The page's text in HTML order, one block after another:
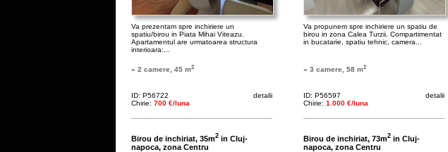
Va prezentam spre inchiriere un
spatiu/birou in Piata Mihai Viteazu.
Apartamentul are urmatoarea structura
interioara:...
» 2 camere, 45 m2
detalii
ID: P56722
Chirie: 700 €/luna
Va propunem spre inchiriere un spatiu de
birou in zona Calea Turzii. Compartimentat
in bucatarie, spatiu tehnic, camera...
» 3 camere, 58 m2
detalii
ID: P56597
Chirie: 1.000 €/luna
Birou de inchiriat, 35m2 in Cluj-
napoca, zona Centru
Birou de inchiriat, 73m2 in Cluj-
napoca, zona Centru